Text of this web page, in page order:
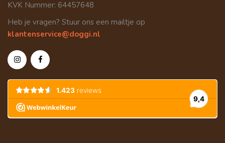
KVK Nummer: 64457648
Heb je vragen? Stuur ons een mailtje op
klantenservice@doggi.nl